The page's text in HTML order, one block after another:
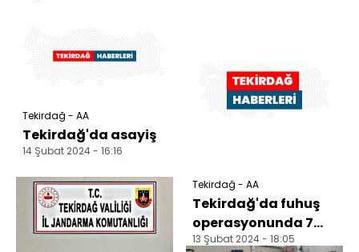
Tekirdağ - AA
Tekirdağ'da asayiş
14 Şubat 2024 - 16:16
Tekirdağ - AA
Tekirdağ'da fuhuş
operasyonunda 7
şüpheli yakalandı
13 Şubat 2024 - 18:05